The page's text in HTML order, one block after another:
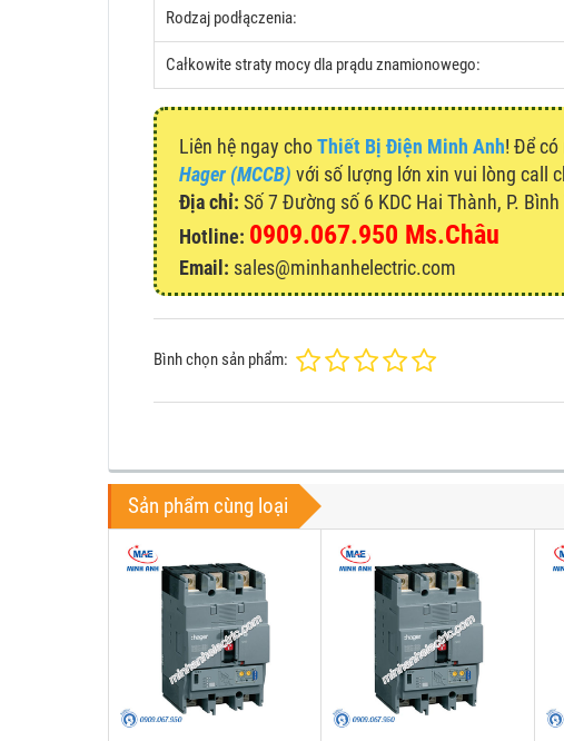
Rodzaj podłączenia:
Całkowite straty mocy dla prądu znamionowego:
Liên hệ ngay choThiết Bị Điện Minh Anh! Để
Hager (MCCB) với số lượng lớn xin vui lòng call
Địa chỉ: Số 7 Đường số 6 KDC Hai Thành, P.
Hotline: 0909.067.950 Ms.Châu
Email: sales@minhanhelectric.com
Bình chọn sản phẩm:
Sản phẩm cùng loại